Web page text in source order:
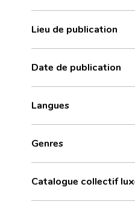
Lieu de publication
Date de publication
Langues
Genres
Catalogue collectif